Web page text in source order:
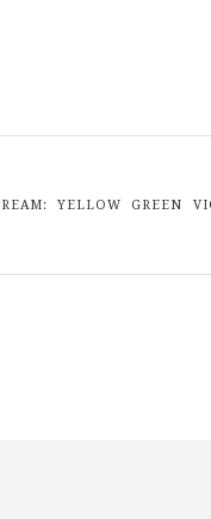
YELLOW GREEN